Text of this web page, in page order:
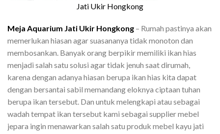
Jati Ukir Hongkong
Meja Aquarium Jati Ukir Hongkong – Rumah pastinya akan
memerlukan hiasan agar suasananya tidak monoton dan
membosankan. Banyak orang berpikir memiliki ikan hias
menjadi salah satu solusi agar tidak jenuh saat dirumah,
karena dengan adanya hiasan berupa ikan hias kita dapat
dengan bersantai sabil memandang eloknya ciptaan tuhan
berupa ikan tersebut. Dan untuk melengkapi atau sebagai
wadah tempat ikan tersebut kami sebagai supplier mebel
jepara ingin menawarkan salah satu produk mebel kayu jati